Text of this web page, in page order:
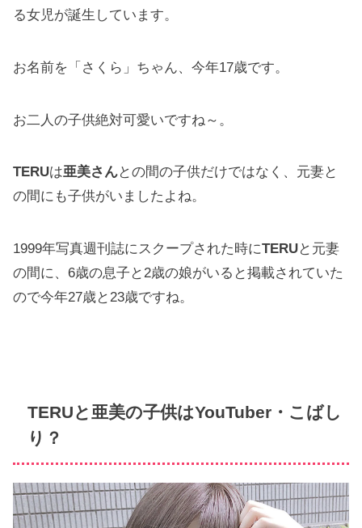
る女児が誕生しています。
お名前を「さくら」ちゃん、今年17歳です。
お二人の子供絶対可愛いですね～。
TERUは亜美さんとの間の子供だけではなく、元妻と
の間にも子供がいましたよね。
1999年写真週刊誌にスクープされた時にTERUと元妻
の間に、6歳の息子と2歳の娘がいると掲載されていた
ので今年27歳と23歳ですね。
TERUと亜美の子供はYouTuber・こばし
り？